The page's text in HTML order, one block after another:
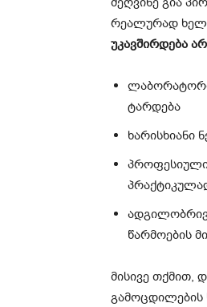
რეალურად
უკავშირდება
ტარდება
ხარისხიანი
პროფესიული
წარმოების
მისივე თქმით,
გამოცდილების